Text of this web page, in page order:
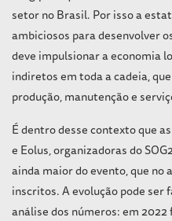
setor no Brasil. Por isso a
ambiciosos para desenvolver
deve impulsionar a economia
indiretos em toda a cadeia,
produção, manutenção e
É dentro desse contexto que
e Eolus, organizadoras do
ainda maior do evento, que no
inscritos. A evolução pode
análise dos números: em